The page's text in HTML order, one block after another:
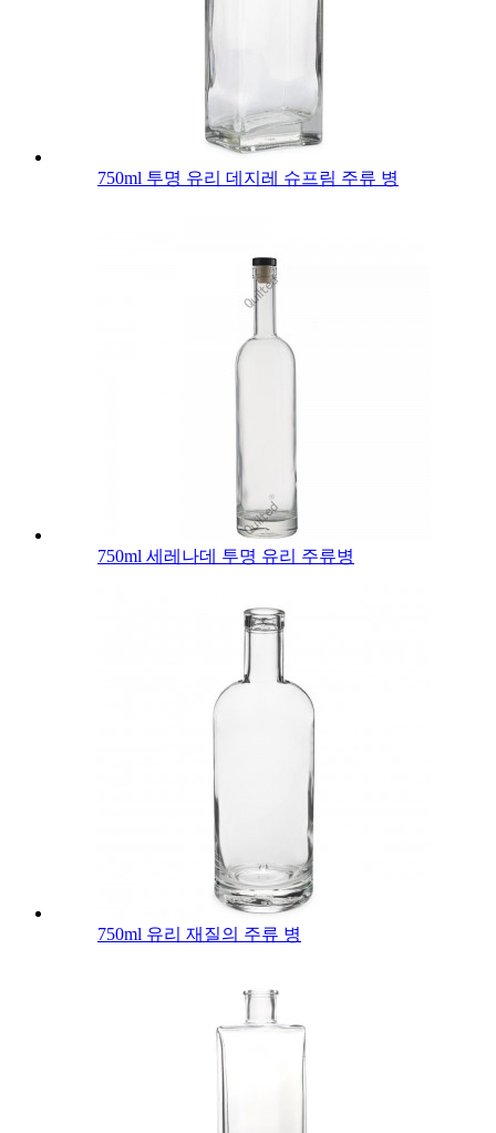
750ml 투명 유리 데지레 슈프림 주류 병
750ml 세레나데 투명 유리 주류병
750ml 유리 재질의 주류 병